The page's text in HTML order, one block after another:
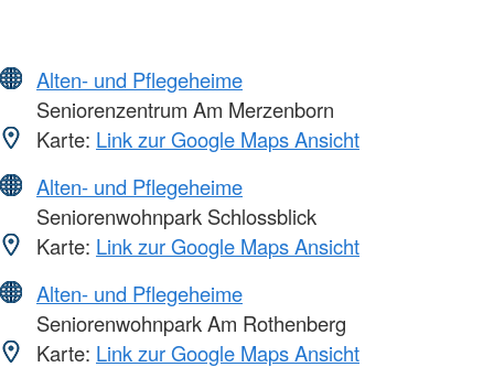
Alten- und Pflegeheime
Seniorenzentrum Am Merzenborn
Karte: Link zur Google Maps Ansicht
Alten- und Pflegeheime
Seniorenwohnpark Schlossblick
Karte: Link zur Google Maps Ansicht
Alten- und Pflegeheime
Seniorenwohnpark Am Rothenberg
Karte: Link zur Google Maps Ansicht